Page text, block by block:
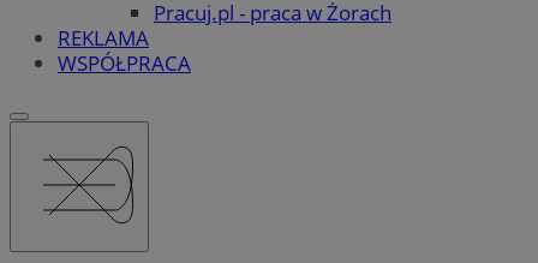
Pracuj.pl - praca w Żorach
REKLAMA
WSPÓŁPRACA